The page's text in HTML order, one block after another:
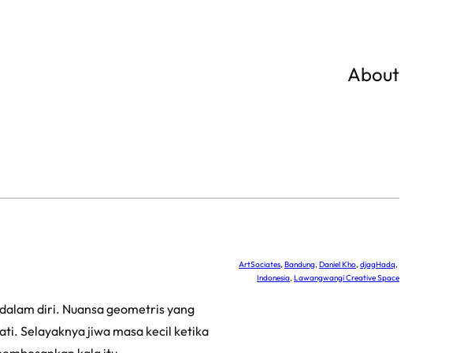
About
diri. Nuansa geometris yang
Selayaknya jiwa masa kecil ketika
ArtSociates, Bandung, Daniel Kho, djagHadq
Indonesia, Lawangwangi Creative Space